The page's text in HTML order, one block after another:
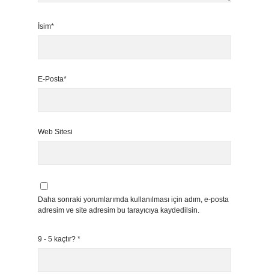
İsim*
E-Posta*
Web Sitesi
Daha sonraki yorumlarımda kullanılması için adım, e-posta
adresim ve site adresim bu tarayıcıya kaydedilsin.
9 - 5 kaçtır? *